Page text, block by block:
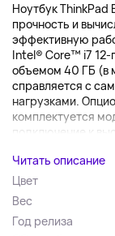
Ноутбук ThinkPad
прочность и
эффективную
Intel® Core™ i7 12-
объемом 40 ГБ (в
справляется с
нагрузками.
комплектуется
подключение к
Читать описание
Цвет
Вес
Год релиза